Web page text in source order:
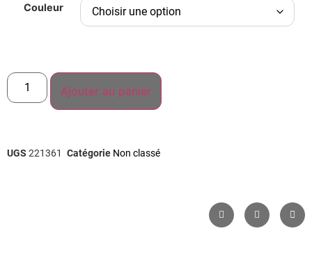
Couleur
Ajouter au panier
UGS 221361 Catégorie Non classé